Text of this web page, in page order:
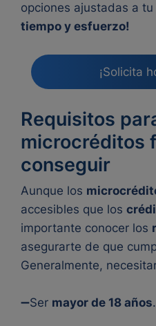
opciones ajustadas a
tiempo y esfuerzo!
¡Solicita
Requisitos
microcréditos
conseguir
Aunque los
accesibles que los
importante conocer los
asegurarte de que
Generalmente,
➖Ser mayor de 18 años.